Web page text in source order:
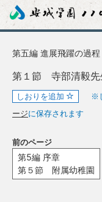
第五編 進展飛躍の過
第１節 寺部清毅先
しおりを追加 ※
ージに保存されます
前のページ
第5編 序章
第５節 附属幼稚園